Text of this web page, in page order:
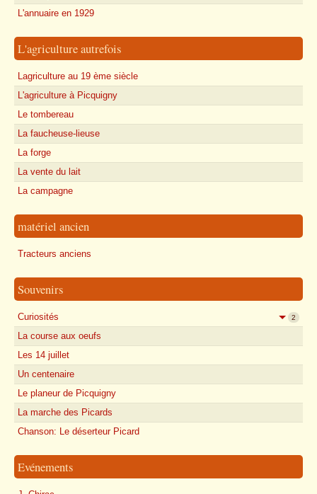
L'annuaire en 1929
L'agriculture autrefois
Lagriculture au 19 ème siècle
L'agriculture à Picquigny
Le tombereau
La faucheuse-lieuse
La forge
La vente du lait
La campagne
matériel ancien
Tracteurs anciens
Souvenirs
Curiosités 2
La course aux oeufs
Les 14 juillet
Un centenaire
Le planeur de Picquigny
La marche des Picards
Chanson: Le déserteur Picard
Evénements